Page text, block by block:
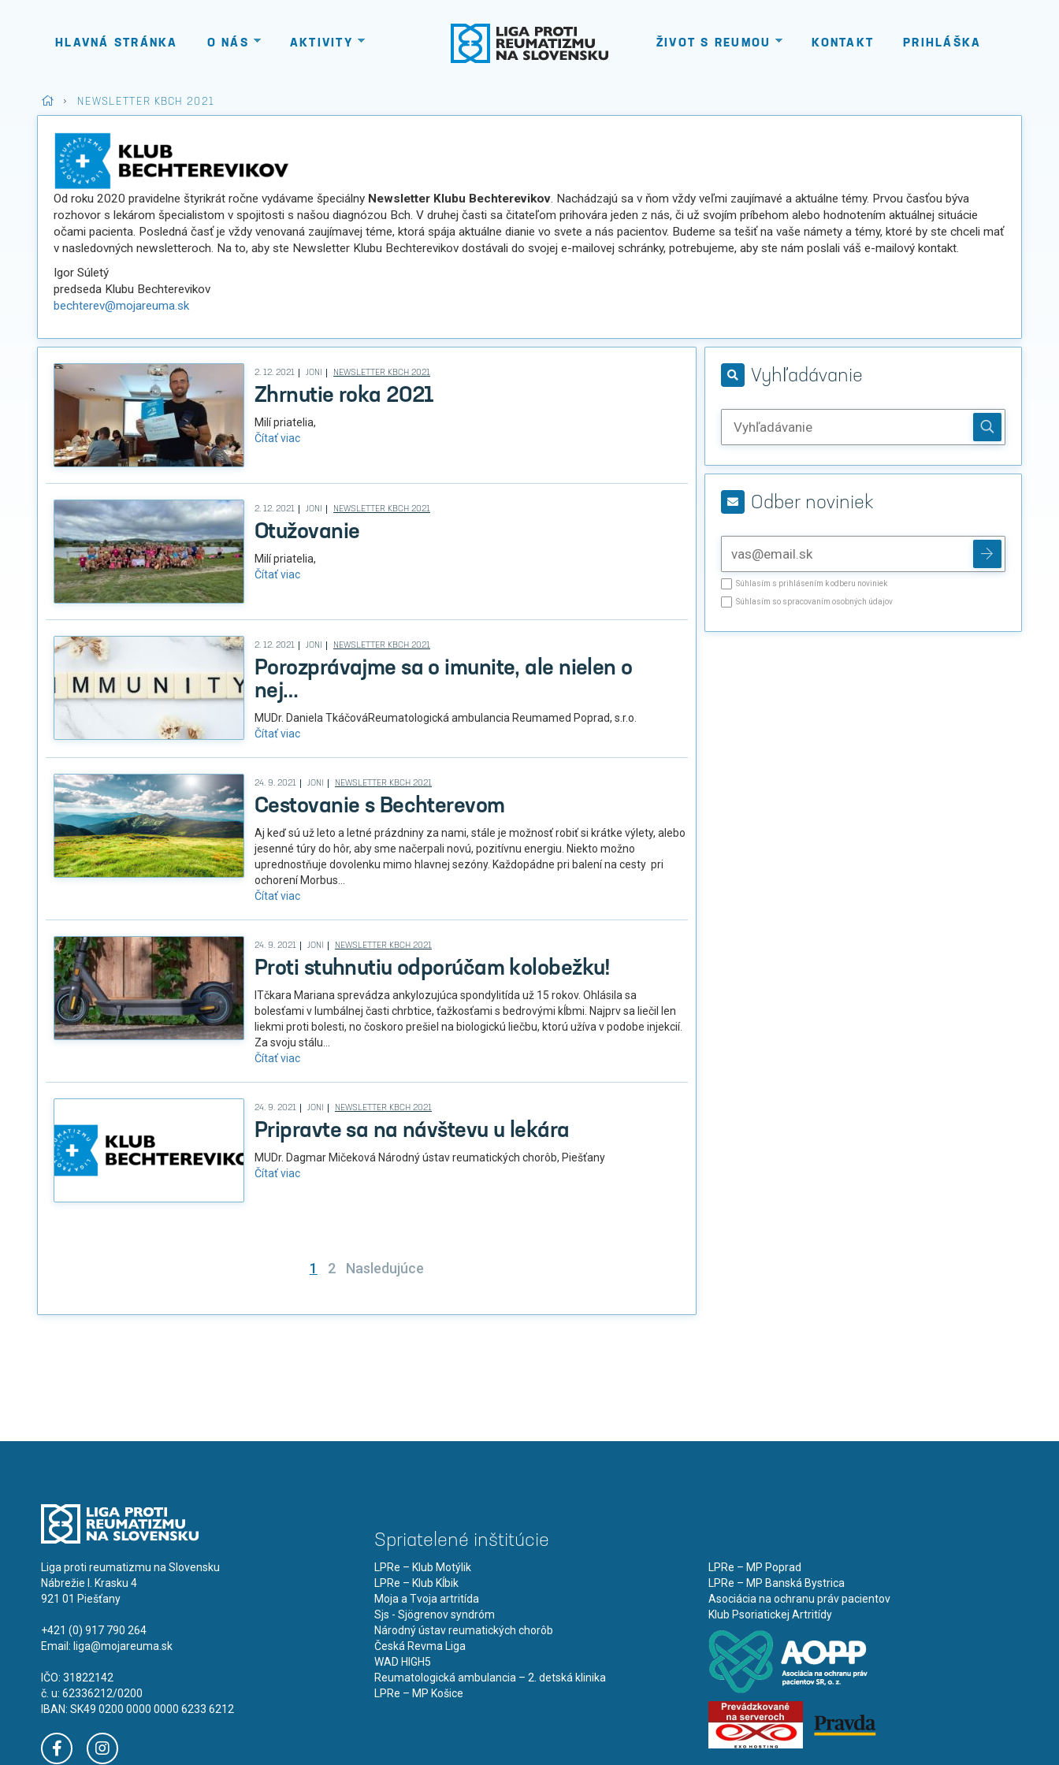
HLAVNÁ STRÁNKA O NÁS AKTIVITY ŽIVOT S REUMOU KONTAKT PRIHLÁŠKA
> NEWSLETTER KBCH 2021
Od roku 2020 pravidelne štyrikrát ročne vydávame špeciálny Newsletter Klubu Bechterevikov. Nachádzajú sa v ňom vždy veľmi zaujímavé a aktuálne témy. Prvou časťou býva
rozhovor s lekárom špecialistom v spojitosti s našou diagnózou Bch. V druhej časti sa čitateľom prihovára jeden z nás, či už svojím príbehom alebo hodnotením aktuálnej situácie
očami pacienta. Posledná časť je vždy venovaná zaujímavej téme, ktorá spája aktuálne dianie vo svete a nás pacientov. Budeme sa tešiť na vaše námety a témy, ktoré by ste chceli mať
v nasledovných newsletteroch. Na to, aby ste Newsletter Klubu Bechterevikov dostávali do svojej e-mailovej schránky, potrebujeme, aby ste nám poslali váš e-mailový kontakt.
Igor Súletý
predseda Klubu Bechterevikov
bechterev@mojareuma.sk
2. 12. 2021 JONI NEWSLETTER KBCH 2021
Zhrnutie roka 2021
Milí priatelia,
Čítať viac
2. 12. 2021 JONI NEWSLETTER KBCH 2021
Otužovanie
Milí priatelia,
Čítať viac
2. 12. 2021 JONI NEWSLETTER KBCH 2021
Porozprávajme sa o imunite, ale nielen o
nej…
MUDr. Daniela TkáčováReumatologická ambulancia Reumamed Poprad, s.r.o.
Čítať viac
24. 9. 2021 JONI NEWSLETTER KBCH 2021
Cestovanie s Bechterevom
Aj keď sú už leto a letné prázdniny za nami, stále je možnosť robiť si krátke výlety, alebo
jesenné túry do hôr, aby sme načerpali novú, pozitívnu energiu. Niekto možno
uprednostňuje dovolenku mimo hlavnej sezóny. Každopádne pri balení na cesty pri
ochorení Morbus...
Čítať viac
24. 9. 2021 JONI NEWSLETTER KBCH 2021
Proti stuhnutiu odporúčam kolobežku!
ITčkara Mariana sprevádza ankylozujúca spondylitída už 15 rokov. Ohlásila sa
bolesťami v lumbálnej časti chrbtice, ťažkosťami s bedrovými kĺbmi. Najprv sa liečil len
liekmi proti bolesti, no čoskoro prešiel na biologickú liečbu, ktorú užíva v podobe injekcií.
Za svoju stálu...
Čítať viac
24. 9. 2021 JONI NEWSLETTER KBCH 2021
Pripravte sa na návštevu u lekára
MUDr. Dagmar Mičeková Národný ústav reumatických chorôb, Piešťany
Čítať viac
Stránkovanie
1 2 Nasledujúce
Vyhľadávanie
Odber noviniek
Súhlasím s prihlásením k odberu noviniek
Súhlasím so spracovaním osobných údajov
Liga proti reumatizmu na Slovensku
Nábrežie I. Krasku 4
921 01 Piešťany
+421 (0) 917 790 264
Email: liga@mojareuma.sk
IČO: 31822142
č. u: 62336212/0200
IBAN: SK49 0200 0000 0000 6233 6212
Spriatelené inštitúcie
LPRe – Klub Motýlik
LPRe – Klub Kĺbik
Moja a Tvoja artritída
Sjs - Sjögrenov syndróm
Národný ústav reumatických chorôb
Česká Revma Liga
WAD HIGH5
Reumatologická ambulancia – 2. detská klinika
LPRe – MP Košice
LPRe – MP Poprad
LPRe – MP Banská Bystrica
Asociácia na ochranu práv pacientov
Klub Psoriatickej Artritídy